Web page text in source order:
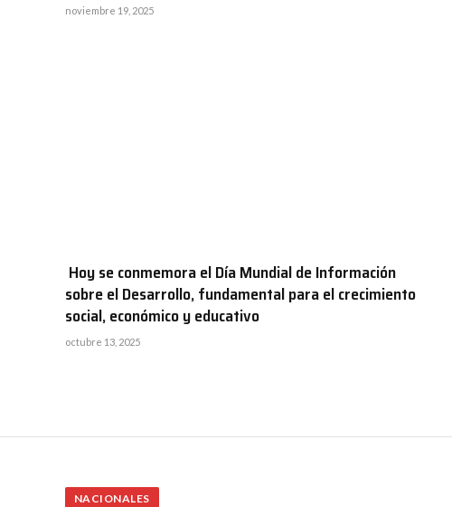
noviembre 19, 2025
Hoy se conmemora el Día Mundial de Información
sobre el Desarrollo, fundamental para el crecimiento
social, económico y educativo
octubre 13, 2025
NACIONALES